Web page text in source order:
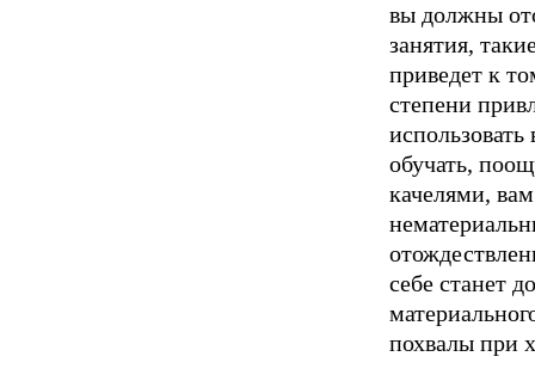
вы должны
занятия,
приведет к
степени
обучать,
качелями,
себе станет
похвалы при